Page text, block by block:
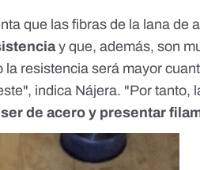
que las fibras de la lana de
y que, además, son
la resistencia será mayor
indica Nájera. "Por tanto,
de acero y presentar